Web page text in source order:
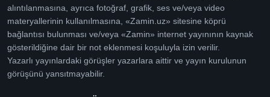
alıntılanmasına, ayrıca fotoğraf, grafik, ses ve/veya video
materyallerinin kullanılmasına, «Zamin.uz» sitesine köprü
bağlantısı bulunması ve/veya «Zamin» internet yayınının kaynak
gösterildiğine dair bir not eklenmesi koşuluyla izin verilir.
Yazarlı yayınlardaki görüşler yazarlara aittir ve yayın kurulunun
görüşünü yansıtmayabilir.